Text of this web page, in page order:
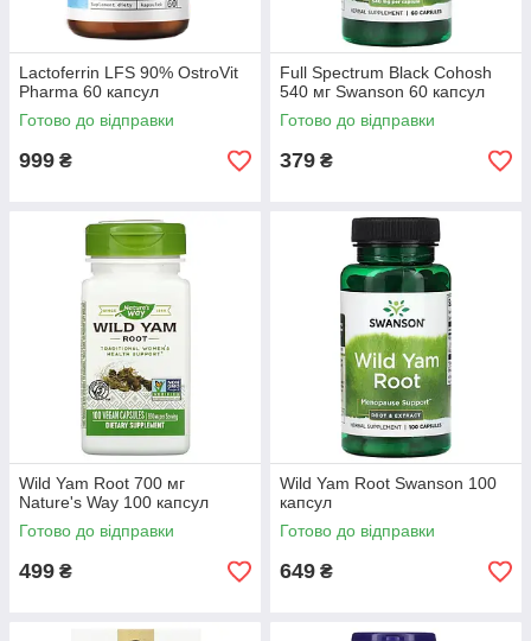
Lactoferrin LFS 90% OstroVit
Pharma 60 капсул
Готово до відправки
999 ₴
Full Spectrum Black Cohosh
540 мг Swanson 60 капсул
Готово до відправки
379 ₴
Wild Yam Root 700 мг
Nature's Way 100 капсул
Готово до відправки
499 ₴
Wild Yam Root Swanson 100
капсул
Готово до відправки
649 ₴